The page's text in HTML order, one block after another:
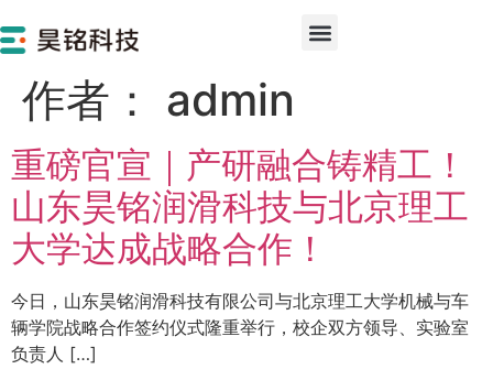
作者： admin
重磅官宣｜产研融合铸精工！
山东昊铭润滑科技与北京理工
大学达成战略合作！
今日，山东昊铭润滑科技有限公司与北京理工大学机械与车
辆学院战略合作签约仪式隆重举行，校企双方领导、实验室
负责人 […]